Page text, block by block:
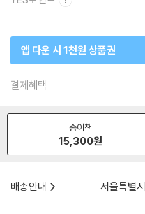
앱 다운 시 1천원 상품권
결제혜택
종이책
15,300원
배송안내
서울특별